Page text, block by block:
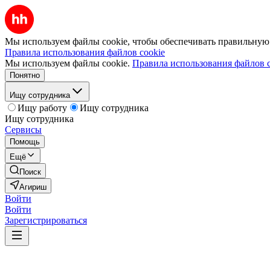
Мы используем файлы cookie, чтобы обеспечивать правильную
Правила использования файлов cookie
Мы используем файлы cookie. Правила использования файлов
Понятно
Ищу сотрудника
Ищу работу
Ищу сотрудника
Ищу сотрудника
Сервисы
Помощь
Ещё
Поиск
Агириш
Войти
Войти
Зарегистрироваться